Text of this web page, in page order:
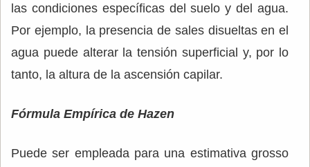
las condiciones específicas del suelo y del agua.
Por ejemplo, la presencia de sales disueltas en el
agua puede alterar la tensión superficial y, por lo
tanto, la altura de la ascensión capilar.
Fórmula Empírica de Hazen
Puede ser empleada para una estimativa grosso